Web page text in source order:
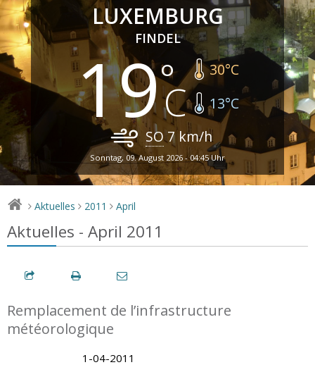
LUXEMBURG
FINDEL
19 30°C
13°C
SO7 km/h
Sonntag, 09. August 2026 - 04:45 Uhr
> Aktuelles > 2011 > April
Aktuelles - April 2011
Remplacement de l’infrastructure
météorologique
1-04-2011